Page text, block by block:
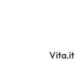
Vita.it